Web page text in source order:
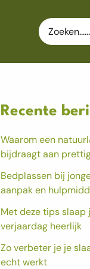
Search
for:
Recente
Waarom een
bijdraagt aan
Bedplassen bij
aanpak en
Met deze tips slaap
verjaardag heerlijk
Zo verbeter je je
echt werkt